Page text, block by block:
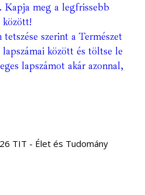
Kapja meg a legfrissebb
között!
tetszése szerint a Természet
között és töltse le
lapszámot akár azonnal,
TIT - Élet és Tudomány